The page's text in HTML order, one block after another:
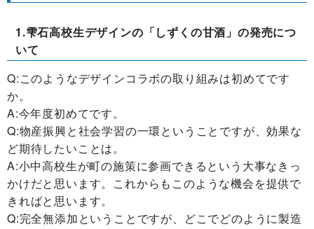
1.雫石高校生デザインの「しずくの甘酒」の発売につ
いて
Q:このようなデザインコラボの取り組みは初めてです
か。
A:今年度初めてです。
Q:物産振興と社会学習の一環ということですが、効果な
ど期待したいことは。
A:小中高校生が町の施策に参画できるという大事なきっ
かけだと思います。これからもこのような機会を提供で
きればと思います。
Q:完全無添加ということですが、どこでどのように製造